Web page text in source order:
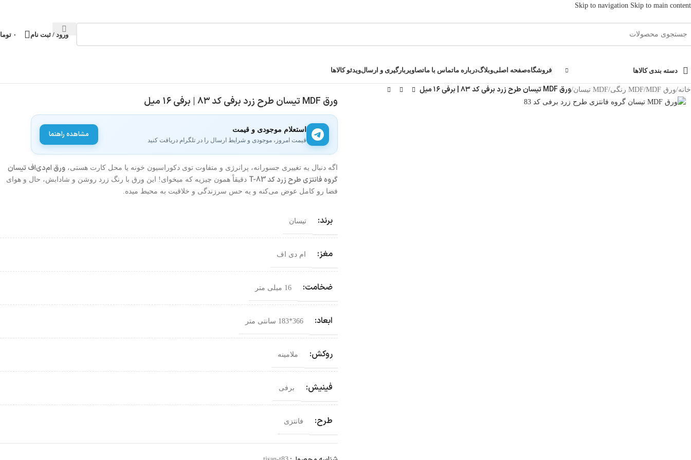
Skip to navigation Skip to main content
ورود / ثبت نام ۰
دسته بندی کالاها فروشگاهصفحه اصلیوبلاگدرباره ماتماس با ماتصاویر بارگیری و ارسالویدئو کالاها
خانه/ورق MDF /MDF رنگی /MDF تیسان /ورق MDF تیسان طرح زرد برفی کد ۸۳ | برفی ۱۶ میل
ورق MDF تیسان طرح زرد برفی کد ۸۳ | برفی ۱۶ میل
استعلام موجودی و قیمت
قیمت امروز، موجودی و شرایط ارسال را در تلگرام دریافت کنید
مشاهده راهنما
اگه دنبال یه تغییری جسورانه، پرانرژی و متفاوت توی دکوراسیون خونه یا محل کارت هستی، ورق ام‌دی‌اف تیسان
گروه فانتزی طرح زرد کد T-83
دقیقاً همون چیزیه که میخوای! این ورق با رنگ زرد روشن و شادابش، حال و هوای
فضا رو کامل عوض می‌کنه و یه حس سرزندگی و خلاقیت به محیط میده.
برند: تیسان
مغز: ام دی اف
ضخامت: 16 میلی متر
ابعاد: 366*183 سانتی‌ متر
روکش: ملامینه
فینیش: برفی
طرح: فانتزی